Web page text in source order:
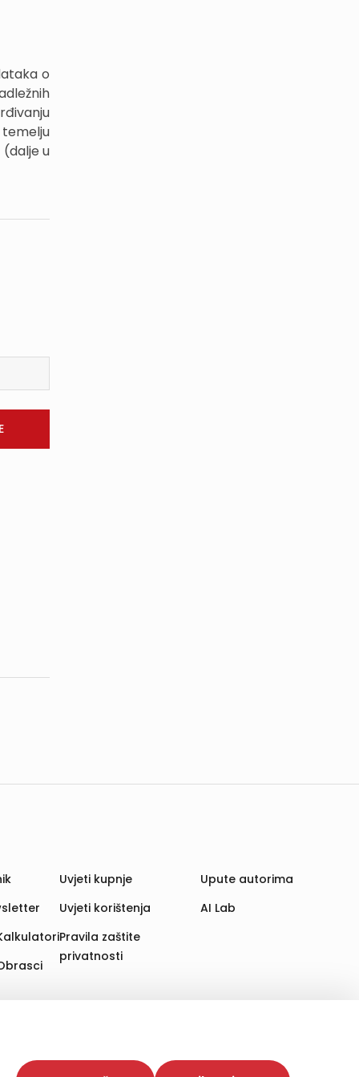
web stranica i uređaja u tu svrhu. Naši partneri
o
temelju
(dalje u
Uvjeti kupnje
Uvjeti korištenja
Pravila zaštite
privatnosti
Upute autorima
AI Lab